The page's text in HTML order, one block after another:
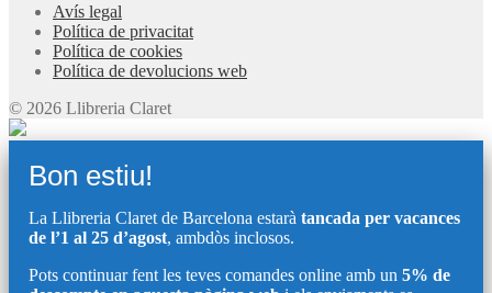
Avís legal
Política de privacitat
Política de cookies
Política de devolucions web
© 2026 Llibreria Claret
Bon estiu!
La Llibreria Claret de Barcelona estarà tancada per vacances
de l’1 al 25 d’agost, ambdòs inclosos.
Pots continuar fent les teves comandes online amb un 5% de